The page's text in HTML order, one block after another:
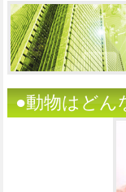
●動物はどん